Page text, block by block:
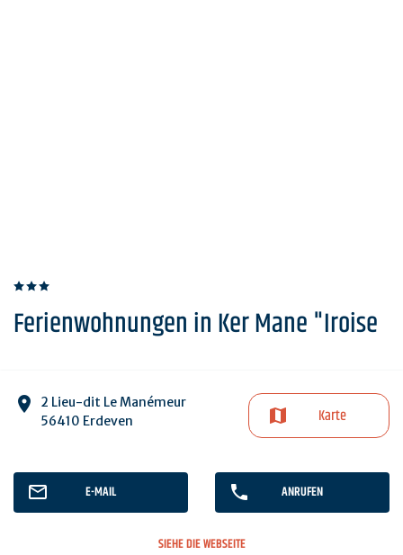
Ferienwohnungen in Ker Mane "Iroise
2 Lieu-dit Le Manémeur
56410 Erdeven
Karte
E-MAIL ANRUFEN
SIEHE DIE WEBSEITE